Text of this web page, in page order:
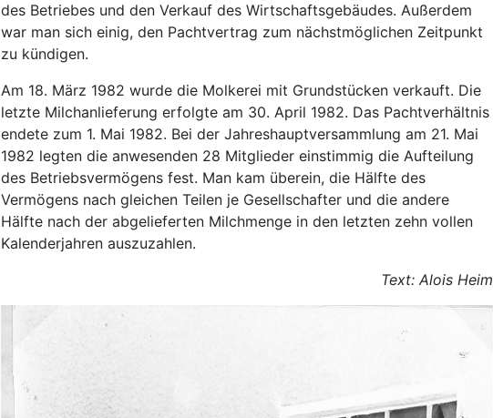
des Betriebes und den Verkauf des Wirtschaftsgebäudes. Außerdem
war man sich einig, den Pachtvertrag zum nächstmöglichen Zeitpunkt
zu kündigen.
Am 18. März 1982 wurde die Molkerei mit Grundstücken verkauft. Die
letzte Milchanlieferung erfolgte am 30. April 1982. Das Pachtverhältnis
endete zum 1. Mai 1982. Bei der Jahreshauptversammlung am 21. Mai
1982 legten die anwesenden 28 Mitglieder einstimmig die Aufteilung
des Betriebsvermögens fest. Man kam überein, die Hälfte des
Vermögens nach gleichen Teilen je Gesellschafter und die andere
Hälfte nach der abgelieferten Milchmenge in den letzten zehn vollen
Kalenderjahren auszuzahlen.
Text: Alois Heim